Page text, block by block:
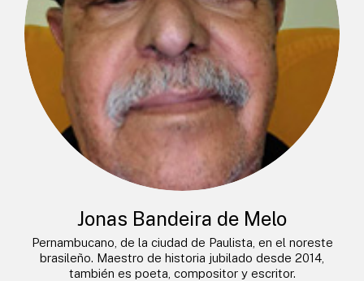
Jonas Bandeira de Melo
Pernambucano, de la ciudad de Paulista, en el noreste
brasileño. Maestro de historia jubilado desde 2014,
también es poeta, compositor y escritor.